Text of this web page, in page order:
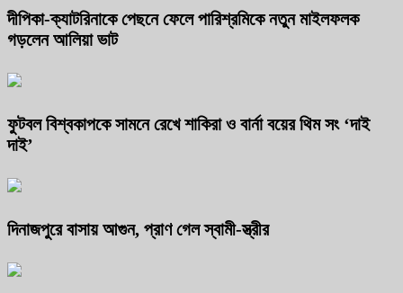
দীপিকা-ক্যাটরিনাকে পেছনে ফেলে পারিশ্রমিকে নতুন মাইলফলক
গড়লেন আলিয়া ভাট
ফুটবল বিশ্বকাপকে সামনে রেখে শাকিরা ও বার্না বয়ের থিম সং ‘দাই
দাই’
দিনাজপুরে বাসায় আগুন, প্রাণ গেল স্বামী-স্ত্রীর